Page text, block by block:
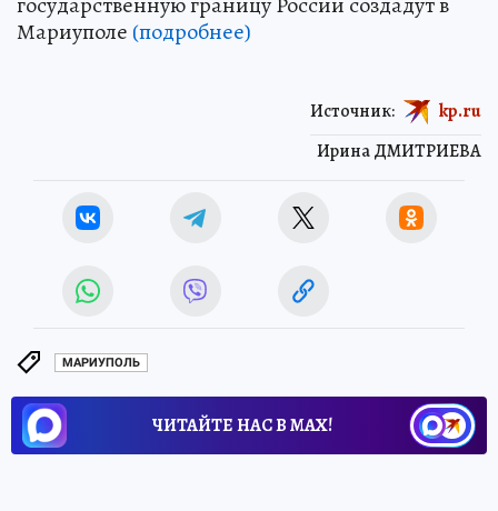
Мариуполе (подробнее)
Ирина ДМИТРИЕВА
Источник: kp.ru
МАРИУПОЛЬ
ЧИТАЙТЕ НАС В МАХ!